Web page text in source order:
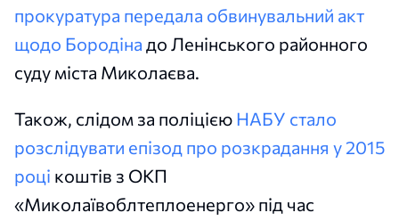
прокуратура передала обвинувальний акт
щодо Бородіна до Ленінського районного
суду міста Миколаєва.
Також, слідом за поліцією НАБУ стало
розслідувати епізод про розкрадання у 2015
році коштів з ОКП
«Миколаївоблтеплоенерго» під час